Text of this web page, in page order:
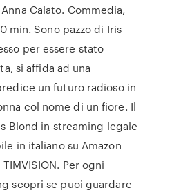
Calato. Commedia,
min. Sono pazzo di Iris
per essere stato
si affida ad una
un futuro radioso in
col nome di un fiore. Il
Blond in streaming legale
in italiano su Amazon
Per ogni
scopri se puoi guardare